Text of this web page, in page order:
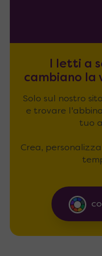
I letti a
cambiano la
Solo sul nostro
e trovare
tuo
Crea,